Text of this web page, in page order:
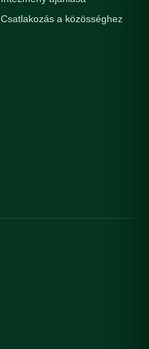
Csatlakozás a közösséghez